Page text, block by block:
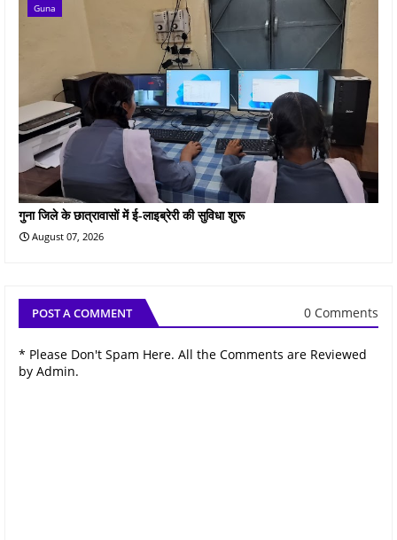
Guna
गुना जिले के छात्रावासों में ई-लाइब्रेरी की सुविधा शुरू
August 07, 2026
POST A COMMENT 0 Comments
* Please Don't Spam Here. All the Comments are Reviewed
by Admin.